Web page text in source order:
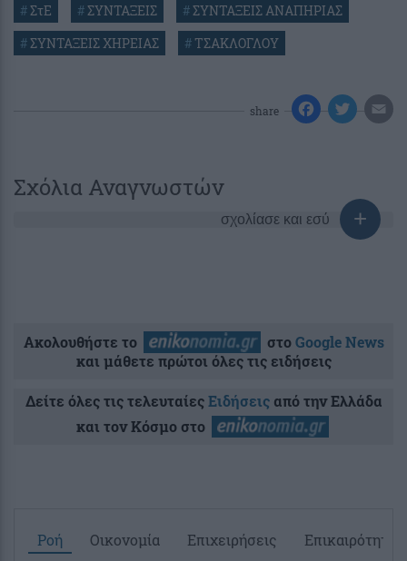
#ΣτΕ #ΣΥΝΤΑΞΕΙΣ #ΣΥΝΤΑΞΕΙΣ ΑΝΑΠΗΡΙΑΣ
#ΣΥΝΤΑΞΕΙΣ ΧΗΡΕΙΑΣ # ΤΣΑΚΛΟΓΛΟΥ
share
Σχόλια Αναγνωστών
σχολίασε και εσύ
Ακολουθήστε το στοGoogle News
και μάθετε πρώτοι όλες τις ειδήσεις
Δείτε όλες τις τελευταίεςΕιδήσειςαπό την Ελλάδα
και τον Κόσμο στο
Ροή Οικονομία Επιχειρήσεις Επικαιρότητα